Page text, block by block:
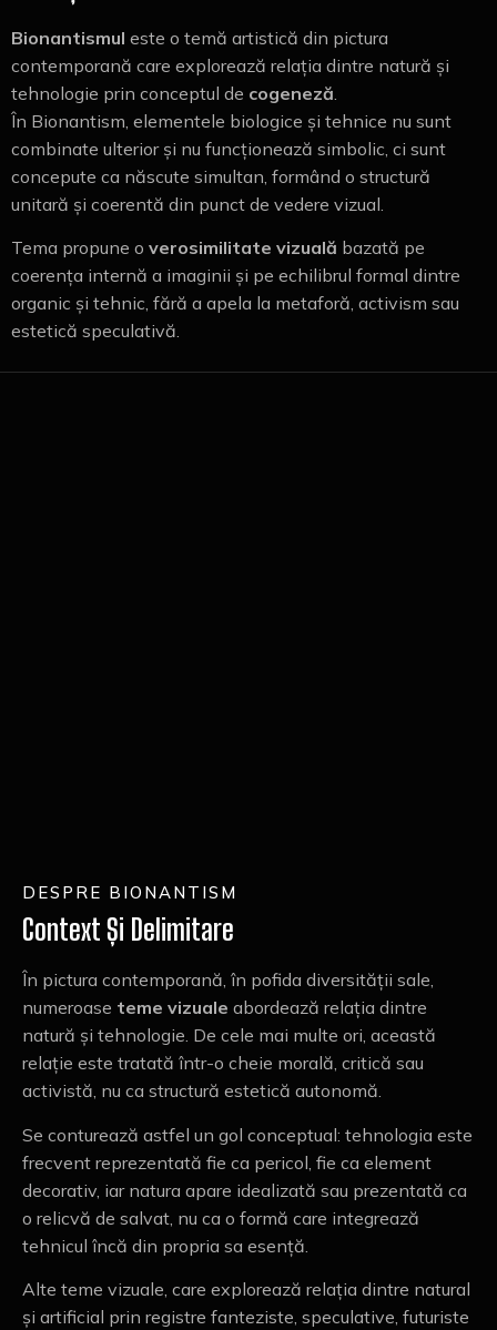
Bionantismul este o temă artistică din pictura
contemporană care explorează relația dintre natură și
tehnologie prin conceptul de cogeneză
În Bionantism, elementele biologice și tehnice nu sunt
combinate ulterior și nu funcționează simbolic, ci sunt
concepute ca născute simultan, formând o structură
unitară și coerentă din punct de vedere vizual.
Tema propune o verosimilitate vizuală bazată pe
coerența internă a imaginii și pe echilibrul formal dintre
organic și tehnic, fără a apela la metaforă, activism sau
estetică speculativă.
DESPRE BIONANTISM
Context Și Delimitare
În pictura contemporană, în pofida diversității sale,
numeroase teme vizuale abordează relația dintre
natură și tehnologie. De cele mai multe ori, această
relație este tratată într-o cheie morală, critică sau
activistă, nu ca structură estetică autonomă.
Se conturează astfel un gol conceptual: tehnologia este
frecvent reprezentată fie ca pericol, fie ca element
decorativ, iar natura apare idealizată sau prezentată ca
o relicvă de salvat, nu ca o formă care integrează
tehnicul încă din propria sa esență.
Alte teme vizuale, care explorează relația dintre natural
și artificial prin registre fanteziste, speculative, futuriste